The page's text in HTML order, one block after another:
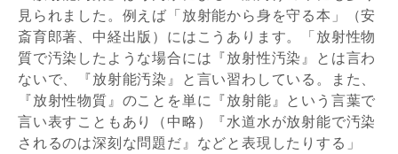
見られました。例えば「放射能から身を守る本」（安
斎育郎著、中経出版）にはこうあります。「放射性物
質で汚染したような場合には『放射性汚染』とは言わ
ないで、『放射能汚染』と言い習わしている。また、
『放射性物質』のことを単に『放射能』という言葉で
言い表すこともあり（中略）『水道水が放射能で汚染
されるのは深刻な問題だ』などと表現したりする」